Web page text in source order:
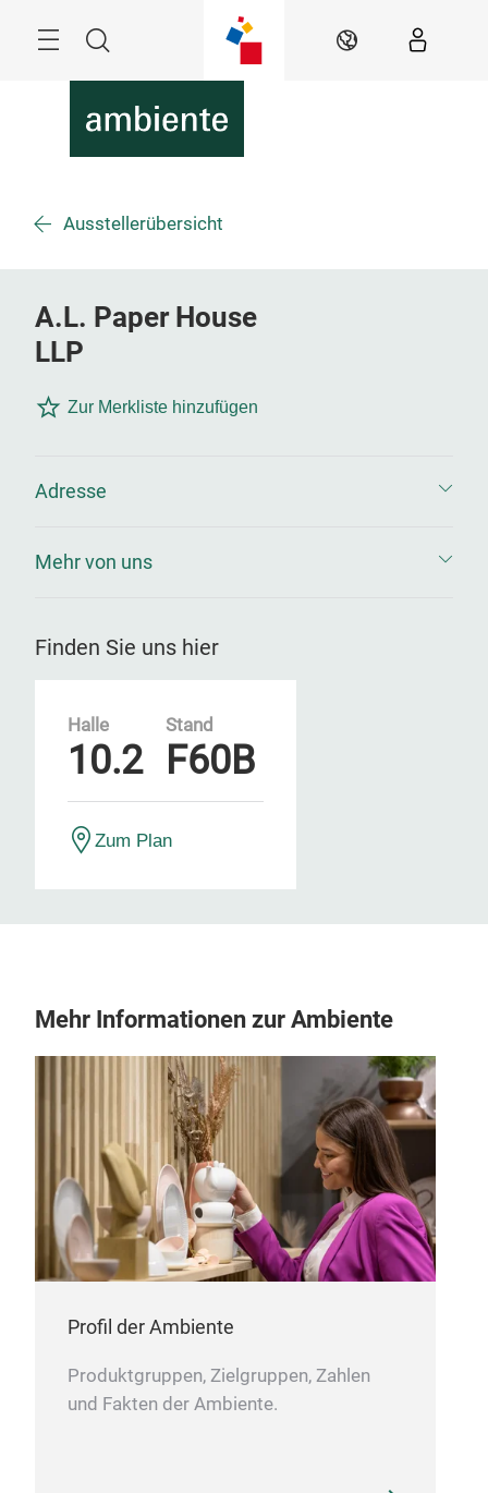
Suche DE
Ausstellerübersicht
A.L. Paper House
LLP
Zur Merkliste hinzufügen
Adresse
Mehr von uns
Finden Sie uns hier
Halle
10.2
Stand
F60B
Zum Plan
Mehr Informationen zur Ambiente
Profil der Ambiente
Produktgruppen, Zielgruppen, Zahlen
und Fakten der Ambiente.